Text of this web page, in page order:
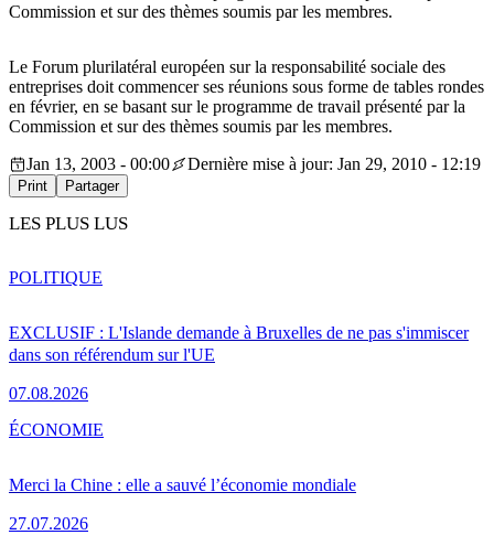
Commission et sur des thèmes soumis par les membres.
Le Forum plurilatéral européen sur la responsabilité sociale des
entreprises doit commencer ses réunions sous forme de tables rondes
en février, en se basant sur le programme de travail présenté par la
Commission et sur des thèmes soumis par les membres.
Jan 13, 2003 - 00:00
Dernière mise à jour: Jan 29, 2010 - 12:19
Print Partager
LES PLUS LUS
EXCLUSIF : L'Islande demande à Bruxelles de ne pas s'immiscer
dans son référendum sur l'UE
07.08.2026
POLITIQUE
Merci la Chine : elle a sauvé l’économie mondiale
27.07.2026
ÉCONOMIE